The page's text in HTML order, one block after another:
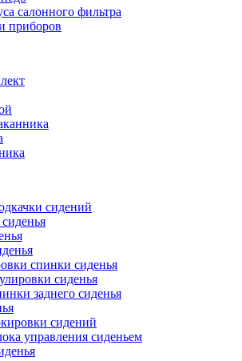
салонного фильтра
приборов
сидений
спинки сиденья
сиденья
заднего сиденья
сидений
управления сиденьем